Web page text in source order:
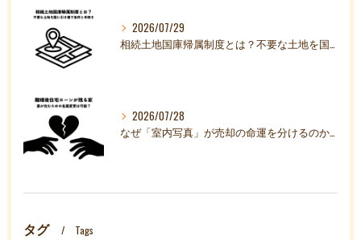
2026/07/29
相続土地国庫帰属制度とは？不要な土地を国に引き渡す条件と手続きを解説
2026/07/28
なぜ「室内写真」が売却の命運を分けるのか？売主様の負担を減らし、成約率を高める家貴族のこだわり
タグ Tags